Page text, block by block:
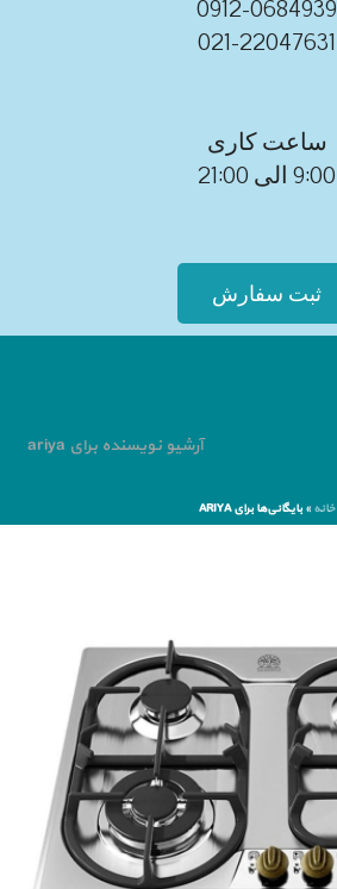
0912-0684939
021-22047631
ساعت کاری
9:00 الی 21:00
ثبت سفارش
آرشیو نویسنده برای ariya
خانه »بایگانی‌ها برای ARIYA